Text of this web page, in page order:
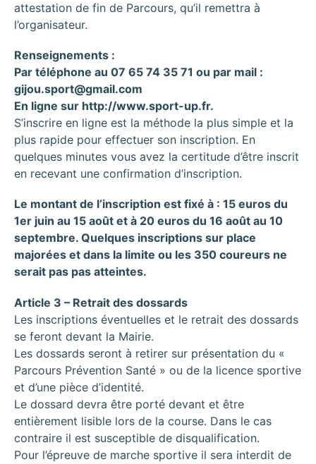
attestation de fin de Parcours, qu’il remettra à
l’organisateur.
Renseignements :
Par téléphone au 07 65 74 35 71 ou par mail :
gijou.sport@gmail.com
En ligne sur http://www.sport-up.fr.
S’inscrire en ligne est la méthode la plus simple et la
plus rapide pour effectuer son inscription. En
quelques minutes vous avez la certitude d’être inscrit
en recevant une confirmation d’inscription.
Le montant de l’inscription est fixé à : 15 euros du
1er juin au 15 août et à 20 euros du 16 août au 10
septembre. Quelques inscriptions sur place
majorées et dans la limite ou les 350 coureurs ne
serait pas pas atteintes.
Article 3 – Retrait des dossards
Les inscriptions éventuelles et le retrait des dossards
se feront devant la Mairie.
Les dossards seront à retirer sur présentation du «
Parcours Prévention Santé » ou de la licence sportive
et d’une pièce d’identité.
Le dossard devra être porté devant et être
entièrement lisible lors de la course. Dans le cas
contraire il est susceptible de disqualification.
Pour l’épreuve de marche sportive il sera interdit de